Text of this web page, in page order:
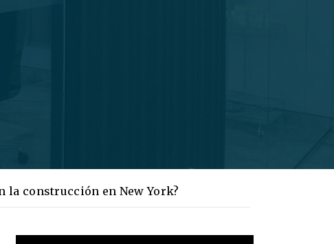
la construcción en New York?